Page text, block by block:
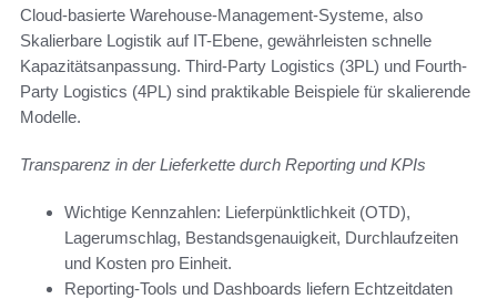
Cloud-basierte Warehouse-Management-Systeme, also
Skalierbare Logistik auf IT-Ebene, gewährleisten schnelle
Kapazitätsanpassung. Third-Party Logistics (3PL) und Fourth-
Party Logistics (4PL) sind praktikable Beispiele für skalierende
Modelle.
Transparenz in der Lieferkette durch Reporting und KPIs
Wichtige Kennzahlen: Lieferpünktlichkeit (OTD),
Lagerumschlag, Bestandsgenauigkeit, Durchlaufzeiten
und Kosten pro Einheit.
Reporting-Tools und Dashboards liefern Echtzeitdaten